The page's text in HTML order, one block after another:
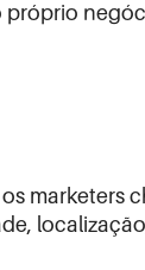
próprio
marketers